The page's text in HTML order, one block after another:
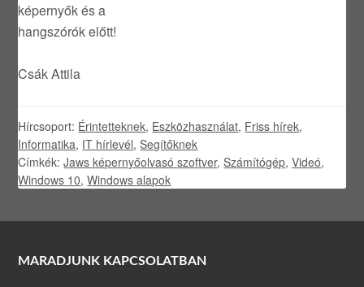
képernyők és a
hangszórók előtt!
Csák Attila
Hírcsoport: Érintetteknek, Eszközhasználat, Friss hírek,
Informatika, IT hírlevél,Segítőknek
Címkék:Jaws képernyőolvasó szoftver,Számítógép,Videó,
Windows 10,Windows alapok
MARADJUNK KAPCSOLATBAN